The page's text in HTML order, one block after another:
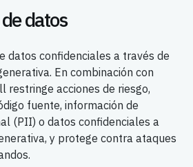
datos
datos confidenciales a través de
En combinación con
restringe acciones de riesgo,
fuente, información de
(PII) o datos confidenciales a
y protege contra ataques